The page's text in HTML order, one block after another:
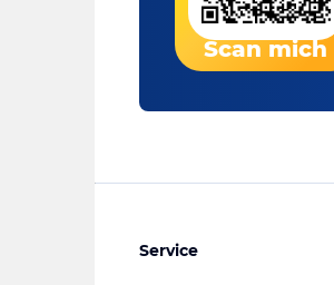
Scan mich
Service